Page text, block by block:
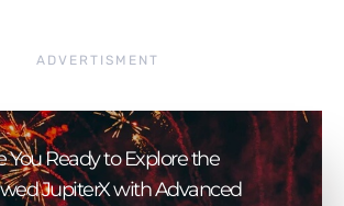
ADVERTISMENT
You Ready to Explore the
JupiterX with Advanced